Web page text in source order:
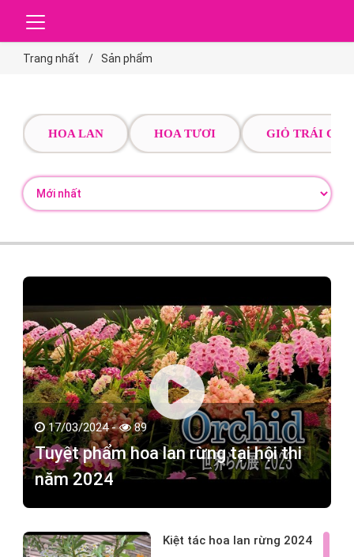
Trang nhất Sản phẩm
HOA LAN HOA TƯƠI GIỎ TRÁI CÂY
17/03/2024 - 89
Tuyệt phẩm hoa lan rừng tại hội thi
năm 2024
Kiệt tác hoa lan rừng 2024